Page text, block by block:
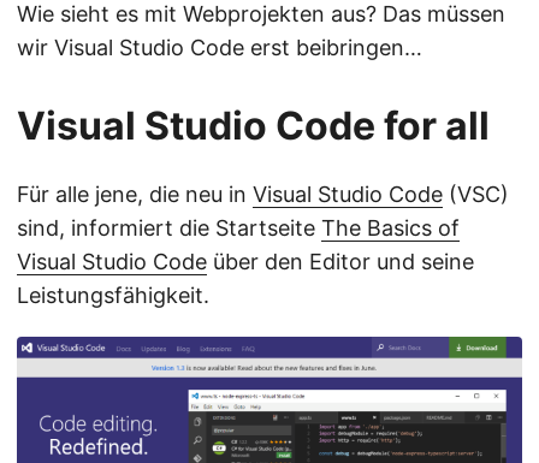
Wie sieht es mit Webprojekten aus? Das müssen
wir Visual Studio Code erst beibringen…
Visual Studio Code for all
Für alle jene, die neu in Visual Studio Code (VSC)
sind, informiert die Startseite The Basics of
Visual Studio Code über den Editor und seine
Leistungsfähigkeit.